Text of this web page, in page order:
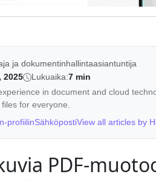
ja dokumentinhallintaasiantuntija
2025 Lukuaika:7 min
in document and cloud
for everyone.
profiilinSähköpostiView all articles by
PDF-